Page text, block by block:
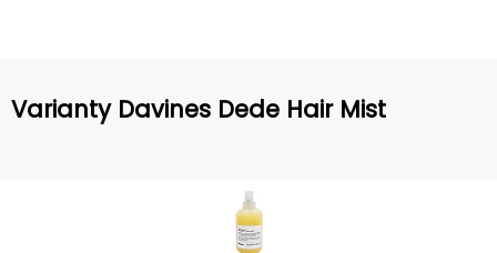
Varianty Davines Dede Hair Mist